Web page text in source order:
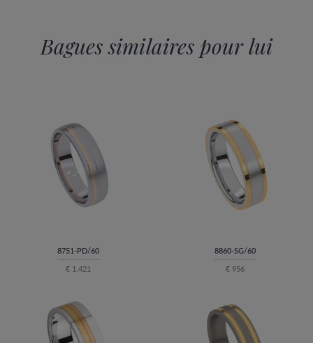
Bagues similaires pour lui
8751-PD/60
€ 1.421
8860-SG/60
€ 956